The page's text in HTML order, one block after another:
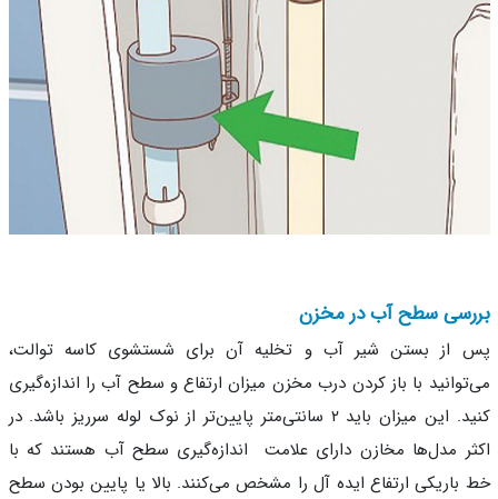
سطح آب در مخزن
از بستن شیر آب و تخلیه آن برای شستشوی کاسه توالت،
با باز کردن درب مخزن میزان ارتفاع و سطح آب را اندازه‌گیری
کنید. این میزان باید ۲ سانتی‌متر پایین‌تر از نوک لوله سرریز باشد. در
مدل‌ها مخازن دارای علامت اندازه‌گیری سطح آب هستند که با
ارتفاع ایده آل را مشخص می‌کنند. بالا یا پایین بودن سطح